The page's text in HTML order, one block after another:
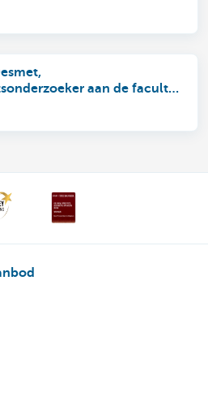
aan de faculteit